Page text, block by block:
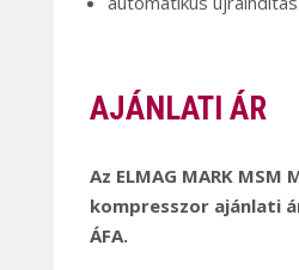
AJÁNLATI ÁR
Az ELMAG MARK MSM
kompresszor ajánlati
ÁFA.